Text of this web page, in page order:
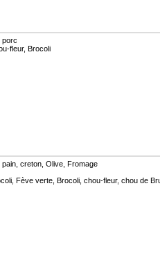
porc
fleur, Brocoli
pain, creton, Olive, Fromage
Fève verte, Brocoli, chou-fleur, chou de